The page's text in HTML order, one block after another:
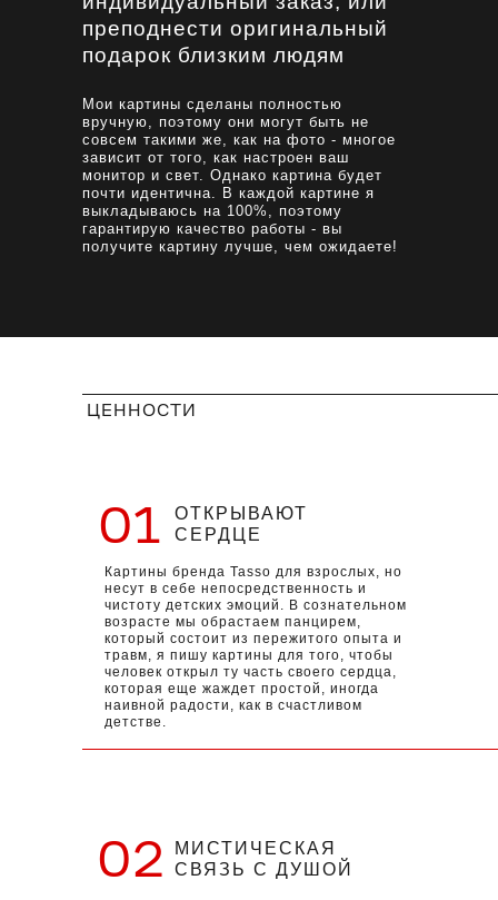
преподнести оригинальный
подарок близким людям
Мои картины сделаны полностью
вручную, поэтому они могут быть не
совсем такими же, как на фото - многое
зависит от того, как настроен ваш
монитор и свет. Однако картина будет
почти идентична. В каждой картине я
выкладываюсь на 100%, поэтому
гарантирую качество работы - вы
получите картину лучше, чем ожидаете!
Картины бренда Tasso для взрослых, но
несут в себе непосредственность и
чистоту детских эмоций. В сознательном
возрасте мы обрастаем панцирем,
который состоит из пережитого опыта и
травм, я пишу картины для того, чтобы
человек открыл ту часть своего сердца,
которая еще жаждет простой, иногда
наивной радости, как в счастливом
детстве.
01
ОТКРЫВАЮТ
СЕРДЦЕ
02
МИСТИЧЕСКАЯ
СВЯЗЬ С ДУШОЙ
ЦЕННОСТИ